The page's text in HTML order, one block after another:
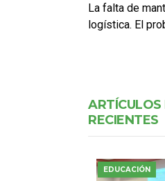
La falta de
logística. El
ARTÍCULOS
RECIENTES
EDUCACIÓN